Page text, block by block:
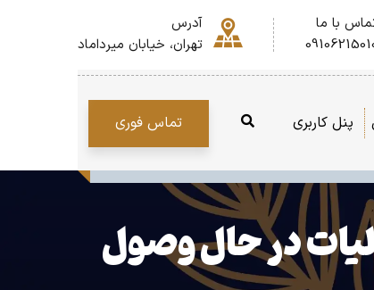
با ما
آدرس
تهران، خیابان میرداماد
پنل کاربری تماس فوری